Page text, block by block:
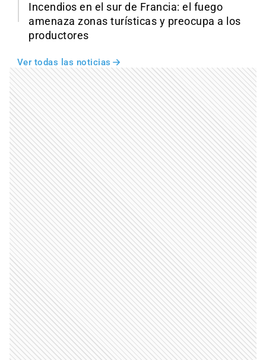
Incendios en el sur de Francia: el fuego
amenaza zonas turísticas y preocupa a los
productores
Ver todas las noticias